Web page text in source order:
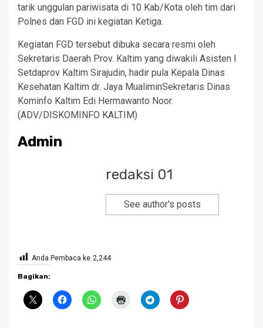
tarik unggulan pariwisata di 10 Kab/Kota oleh tim dari
Polnes dan FGD ini kegiatan Ketiga.
Kegiatan FGD tersebut dibuka secara resmi oleh
Sekretaris Daerah Prov. Kaltim yang diwakili Asisten I
Setdaprov Kaltim Sirajudin, hadir pula Kepala Dinas
Kesehatan Kaltim dr. Jaya MualiminSekretaris Dinas
Kominfo Kaltim Edi Hermawanto Noor.
(ADV/DISKOMINFO KALTIM)
Admin
redaksi 01
See author's posts
Anda Pembaca ke 2,244
Bagikan: